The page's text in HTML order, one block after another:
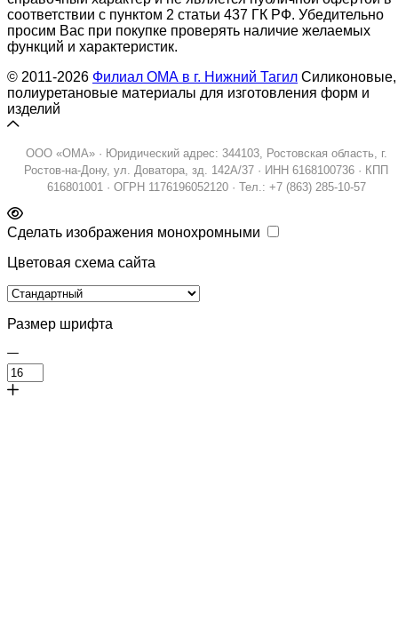
соответствии с пунктом 2 статьи 437 ГК РФ. Убедительно
просим Вас при покупке проверять наличие желаемых
функций и характеристик.
© 2011-2026 Филиал ОМА в г. Нижний Тагил Силиконовые,
полиуретановые материалы для изготовления форм и
изделий
ООО «ОМА» · Юридический адрес: 344103, Ростовская область, г.
Ростов-на-Дону, ул. Доватора, зд. 142А/37 · ИНН 6168100736 · КПП
616801001 · ОГРН 1176196052120 · Тел.: +7 (863) 285-10-57
Сделать изображения монохромными
Цветовая схема сайта
Размер шрифта